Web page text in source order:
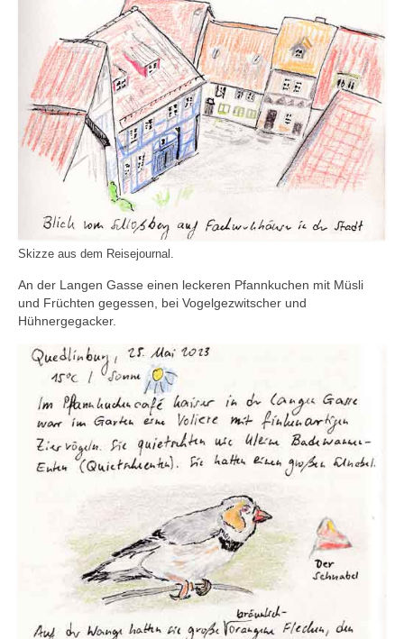
Skizze aus dem Reisejournal.
An der Langen Gasse einen leckeren Pfannkuchen mit Müsli
und Früchten gegessen, bei Vogelgezwitscher und
Hühnergegacker.